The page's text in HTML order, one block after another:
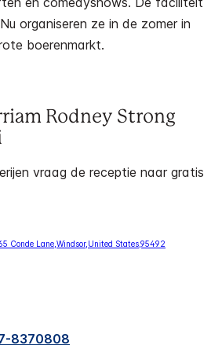
organiseren ze in de zomer in
boerenmarkt.
Rodney Strong
vraag de receptie naar gratis
8370808